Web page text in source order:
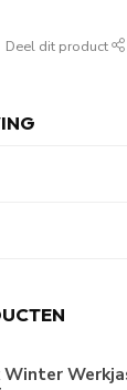
Deel dit product
Winter